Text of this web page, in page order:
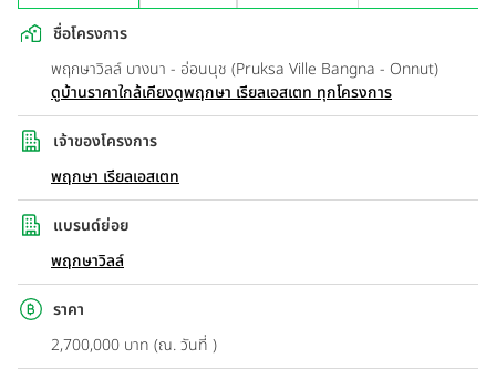
ชื่อโครงการ
พฤกษาวิลล์ บางนา - อ่อนนุช (Pruksa Ville Bangna - Onnut)
ดูบ้านราคาใกล้เคียงดูพฤกษา เรียลเอสเตท ทุกโครงการ
เจ้าของโครงการ
พฤกษา เรียลเอสเตท
แบรนด์ย่อย
พฤกษาวิลล์
ราคา
2,700,000 บาท (ณ. วันที่ )